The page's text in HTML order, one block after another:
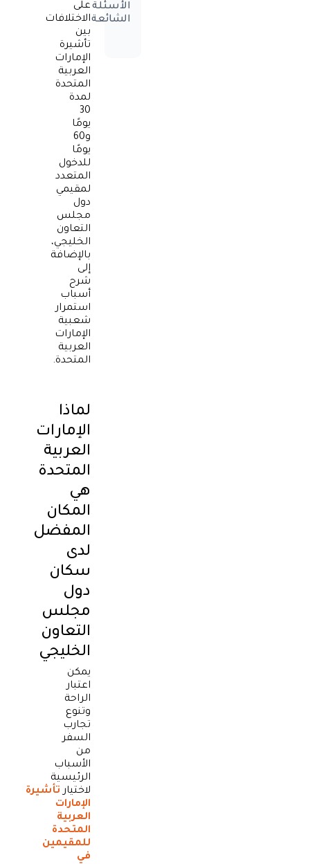
الأسئلة
الشائعة
على
الاختلافات
بين
تأشيرة
الإمارات
العربية
المتحدة
لمدة
30
يومًا
و60
يومًا
للدخول
المتعدد
لمقيمي
دول
مجلس
التعاون
الخليجي،
بالإضافة
إلى
شرح
أسباب
استمرار
شعبية
الإمارات
العربية
المتحدة.
لماذا
الإمارات
العربية
المتحدة
هي
المكان
المفضل
لدى
سكان
دول
مجلس
التعاون
الخليجي
يمكن
اعتبار
الراحة
وتنوع
تجارب
السفر
من
الأسباب
الرئيسية
لاختيار تأشيرة
الإمارات
العربية
المتحدة
للمقيمين
في